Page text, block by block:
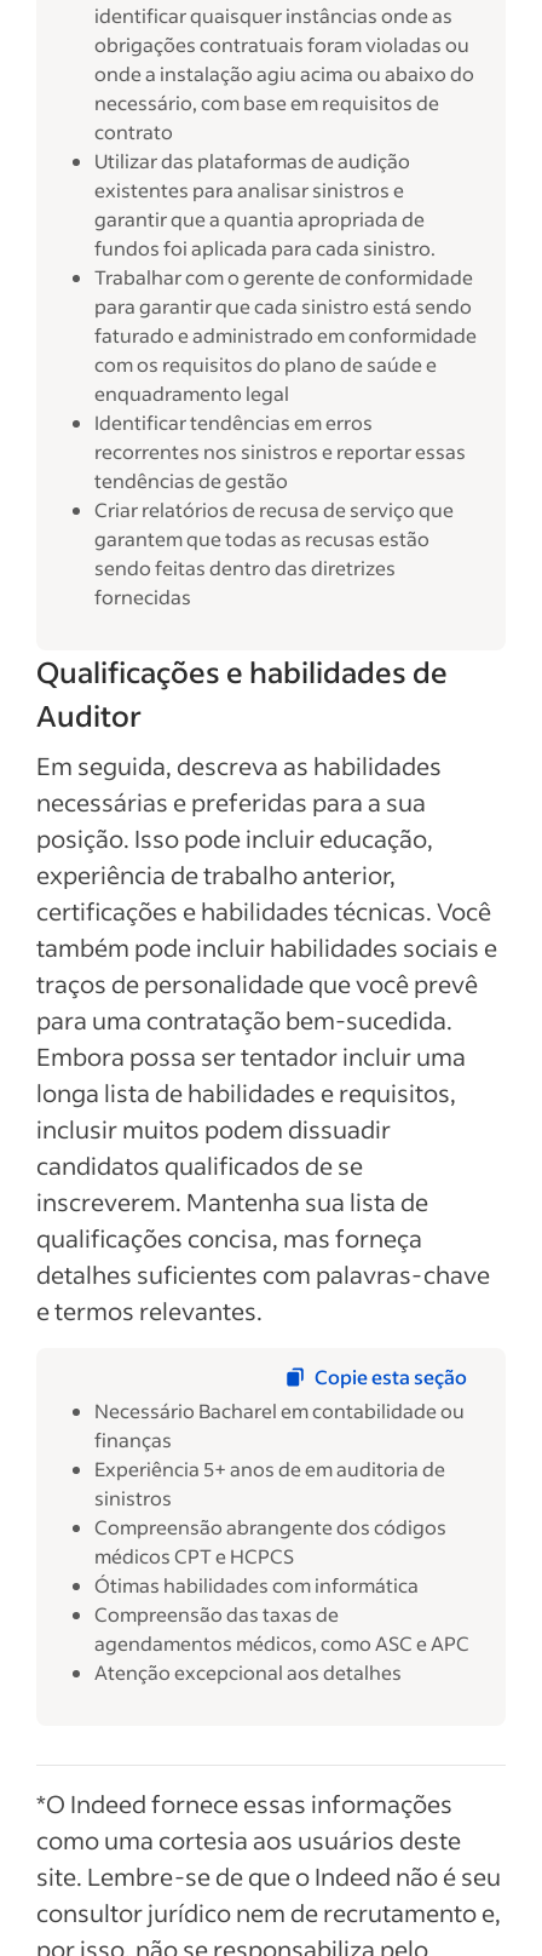
identificar quaisquer instâncias onde as
obrigações contratuais foram violadas ou
onde a instalação agiu acima ou abaixo do
necessário, com base em requisitos de
contrato
Utilizar das plataformas de audição
existentes para analisar sinistros e
garantir que a quantia apropriada de
fundos foi aplicada para cada sinistro.
Trabalhar com o gerente de conformidade
para garantir que cada sinistro está sendo
faturado e administrado em conformidade
com os requisitos do plano de saúde e
enquadramento legal
Identificar tendências em erros
recorrentes nos sinistros e reportar essas
tendências de gestão
Criar relatórios de recusa de serviço que
garantem que todas as recusas estão
sendo feitas dentro das diretrizes
fornecidas
Qualificações e habilidades de
Auditor
Em seguida, descreva as habilidades
necessárias e preferidas para a sua
posição. Isso pode incluir educação,
experiência de trabalho anterior,
certificações e habilidades técnicas. Você
também pode incluir habilidades sociais e
traços de personalidade que você prevê
para uma contratação bem-sucedida.
Embora possa ser tentador incluir uma
longa lista de habilidades e requisitos,
inclusir muitos podem dissuadir
candidatos qualificados de se
inscreverem. Mantenha sua lista de
qualificações concisa, mas forneça
detalhes suficientes com palavras-chave
e termos relevantes.
Copie esta seção
Necessário Bacharel em contabilidade ou
finanças
Experiência 5+ anos de em auditoria de
sinistros
Compreensão abrangente dos códigos
médicos CPT e HCPCS
Ótimas habilidades com informática
Compreensão das taxas de
agendamentos médicos, como ASC e APC
Atenção excepcional aos detalhes
*O Indeed fornece essas informações
como uma cortesia aos usuários deste
site. Lembre-se de que o Indeed não é seu
consultor jurídico nem de recrutamento e,
por isso, não se responsabiliza pelo